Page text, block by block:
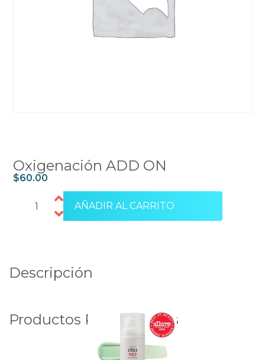
Oxigenación ADD ON
$60.00
AÑADIR AL CARRITO
Descripción
Productos Relacionados